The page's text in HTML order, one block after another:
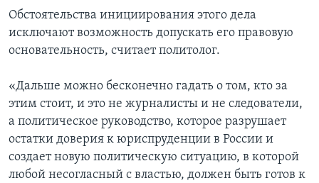
Обстоятельства инициирования этого дела
исключают возможность допускать его правовую
основательность, считает политолог.
«Дальше можно бесконечно гадать о том, кто за
этим стоит, и это не журналисты и не следователи,
а политическое руководство, которое разрушает
остатки доверия к юриспруденции в России и
создает новую политическую ситуацию, в которой
любой несогласный с властью, должен быть готов к